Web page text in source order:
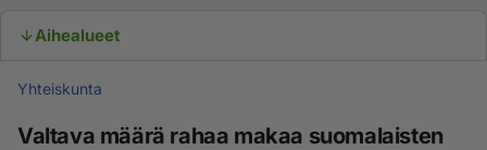
Aihealueet
Yhteiskunta
Valtava määrä rahaa makaa suomalaisten